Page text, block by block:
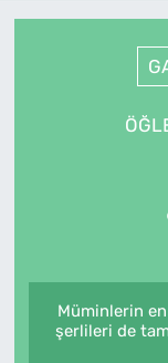
Müminlerin en
şerlileri de
MAGAZİN
DÜNYA
EĞİTİM
TFF 2.Lig
Tüm
Son